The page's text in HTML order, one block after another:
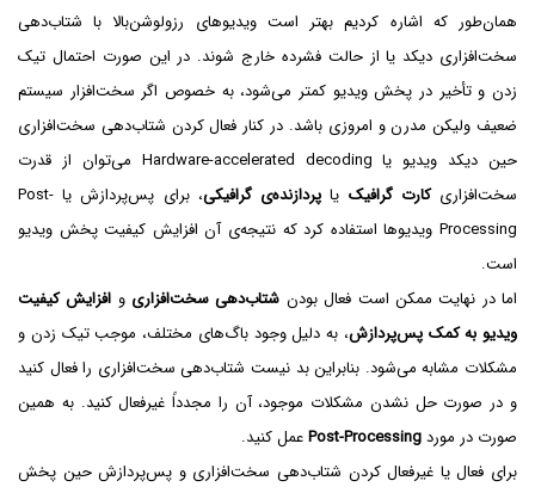
همان‌طور که اشاره کردیم بهتر است ویدیوهای رزولوشن‌بالا با شتاب‌دهی
سخت‌افزاری دیکد یا از حالت فشرده خارج شوند. در این صورت احتمال تیک
زدن و تأخیر در پخش ویدیو کمتر می‌شود، به خصوص اگر سخت‌افزار سیستم
ضعیف ولیکن مدرن و امروزی باشد. در کنار فعال کردن شتاب‌دهی سخت‌افزاری
حین دیکد ویدیو یا Hardware-accelerated decoding می‌توان از قدرت
سخت‌افزاریکارت گرافیک یا پردازنده‌ی گرافیکی
، برای پس‌پردازش یا Post-
Processing ویدیوها استفاده کرد که نتیجه‌ی آن افزایش کیفیت پخش ویدیو
است.
اما در نهایت ممکن است فعال بودن شتاب‌دهی سخت‌افزاری و افزایش کیفیت
ویدیو به کمک پس‌پردازش، به دلیل وجود باگ‌های مختلف، موجب تیک زدن و
مشکلات مشابه می‌شود. بنابراین بد نیست شتاب‌دهی سخت‌افزاری را فعال کنید
و در صورت حل نشدن مشکلات موجود، آن را مجدداً غیرفعال کنید. به همین
صورت در موردPost-Processingعمل کنید.
برای فعال یا غیرفعال کردن شتاب‌دهی سخت‌افزاری و پس‌پردازش حین پخش